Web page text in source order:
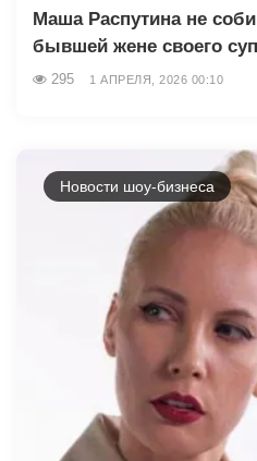
Маша Распутина не
бывшей жене своего
295 1 АПРЕЛЯ, 2026 00:10
Новости шоу-бизнеса